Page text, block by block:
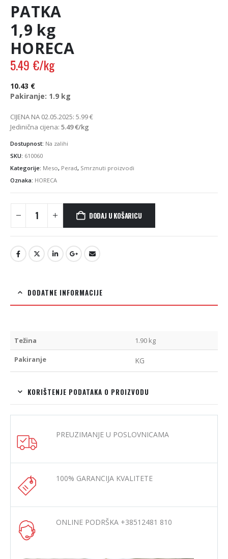
PATKA
1,9 kg
HORECA
5.49 €/kg
10.43 €
Pakiranje: 1.9 kg
CIJENA NA 02.05.2025: 5.99€
Jedinična cijena: 5.49€/kg
Dostupnost: Na zalihi
SKU: 610060
Kategorije: Meso, Perad, Smrznuti proizvodi
Oznaka: HORECA
DODAJ U KOŠARICU
DODATNE INFORMACIJE
Težina 1.90 kg
Pakiranje KG
KORIŠTENJE PODATAKA O PROIZVODU
PREUZIMANJE U POSLOVNICAMA
100% GARANCIJA KVALITETE
ONLINE PODRŠKA +38512481 810